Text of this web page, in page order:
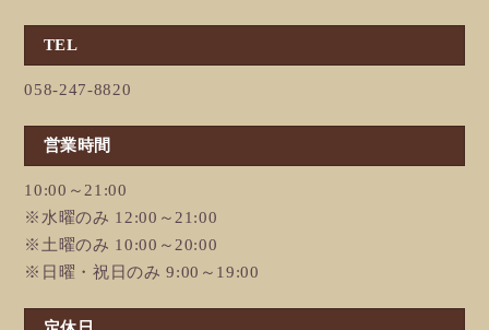
TEL
058-247-8820
営業時間
10:00～21:00
※水曜のみ 12:00～21:00
※土曜のみ 10:00～20:00
※日曜・祝日のみ 9:00～19:00